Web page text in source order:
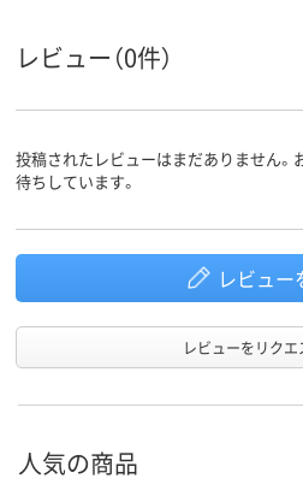
レビュー（0件）
投稿されたレビューはまだありません
待ちしています。
レビュー
レビューをリクエ
人気の商品